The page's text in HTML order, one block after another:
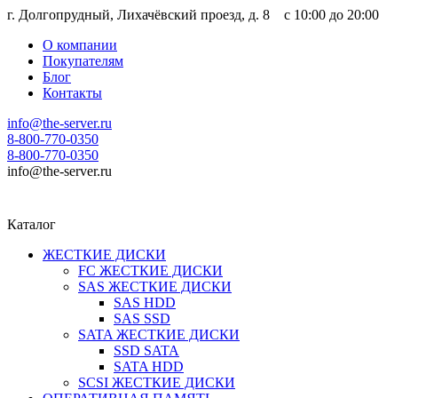
г. Долгопрудный, Лихачёвский проезд, д. 8 c 10:00 до 20:00
О компании
Покупателям
Блог
Контакты
info@the-server.ru
8-800-770-0350
8-800-770-0350
info@the-server.ru
Каталог
ЖЕСТКИЕ ДИСКИ
FC ЖЕСТКИЕ ДИСКИ
SAS ЖЕСТКИЕ ДИСКИ
SAS HDD
SAS SSD
SATA ЖЕСТКИЕ ДИСКИ
SSD SATA
SATA HDD
SCSI ЖЕСТКИЕ ДИСКИ